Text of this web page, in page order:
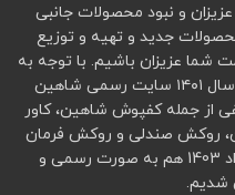
عزیزان و نبود محصولات جانبی
جدید و تهیه و توزیع
شما عزیزان باشیم. با توجه به
استقبال گسترده شما دوستان از اوایل سال ۱۴۰۱ سایت رسمی شاهین
جمله کفپوش شاهین، کاور
روکش صندلی و روکش فرمان
خودرو شاهین و... آغاز بکار کرد. در مرداد 1403 هم به صورت رسمی و
شدیم.